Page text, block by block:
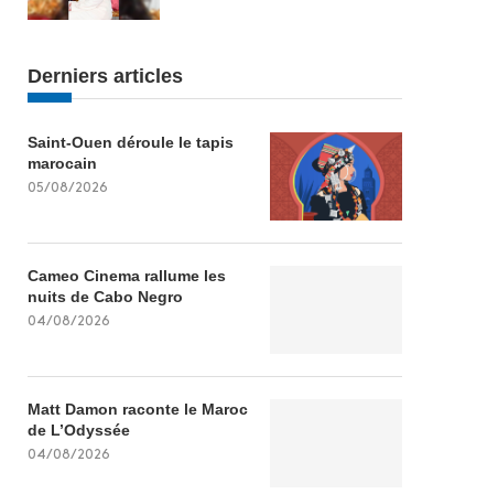
Derniers articles
Saint-Ouen déroule le tapis
marocain
05/08/2026
Cameo Cinema rallume les
nuits de Cabo Negro
04/08/2026
Matt Damon raconte le Maroc
de L’Odyssée
04/08/2026